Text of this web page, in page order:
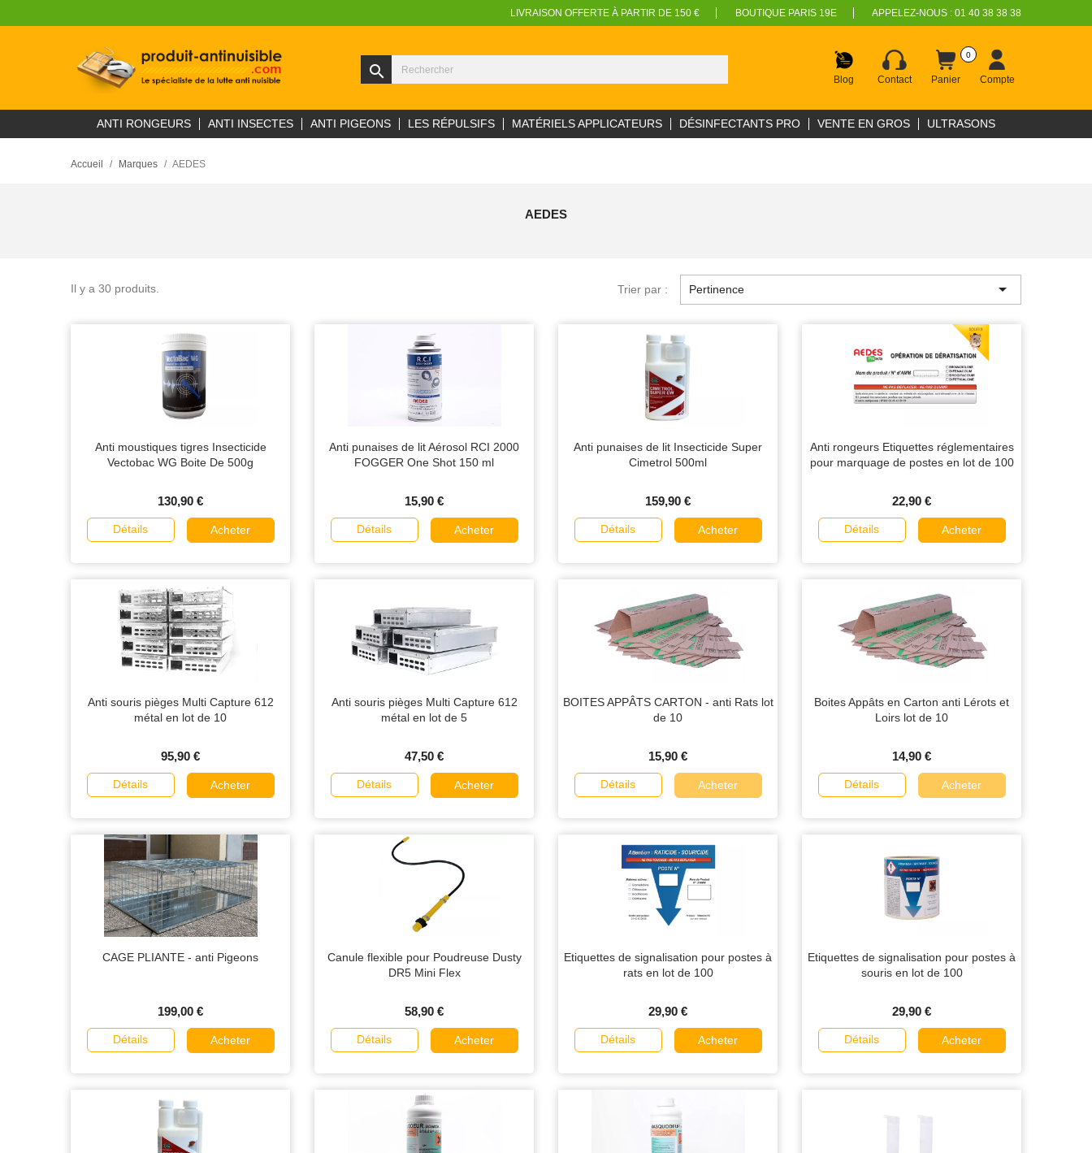
LIVRAISON OFFERTE À PARTIR DE 150 € BOUTIQUE PARIS 19E APPELEZ-NOUS : 01 40 38 38 38
search Blog Contact Panier
0
Compte
ANTI RONGEURS ANTI INSECTES ANTI PIGEONS LES RÉPULSIFS MATÉRIELS APPLICATEURS DÉSINFECTANTS PRO VENTE EN GROS ULTRASONS
Accueil Marques AEDES
AEDES
Il y a 30 produits. Trier par : Pertinence 
Anti moustiques tigres Insecticide
Vectobac WG Boite De 500g
130,90 €
Détails Acheter
Anti punaises de lit Aérosol RCI 2000
FOGGER One Shot 150 ml
15,90 €
Détails Acheter
Anti punaises de lit Insecticide Super
Cimetrol 500ml
159,90 €
Détails Acheter
Anti rongeurs Etiquettes réglementaires
pour marquage de postes en lot de 100
22,90 €
Détails Acheter
Anti souris pièges Multi Capture 612
métal en lot de 10
95,90 €
Détails Acheter
Anti souris pièges Multi Capture 612
métal en lot de 5
47,50 €
Détails Acheter
BOITES APPÂTS CARTON - anti Rats lot
de 10
15,90 €
Détails Acheter
Boites Appâts en Carton anti Lérots et
Loirs lot de 10
14,90 €
Détails Acheter
CAGE PLIANTE - anti Pigeons
199,00 €
Détails Acheter
Canule flexible pour Poudreuse Dusty
DR5 Mini Flex
58,90 €
Détails Acheter
Etiquettes de signalisation pour postes à
rats en lot de 100
29,90 €
Détails Acheter
Etiquettes de signalisation pour postes à
souris en lot de 100
29,90 €
Détails Acheter